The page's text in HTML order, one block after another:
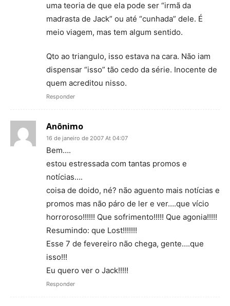
uma teoria de que ela pode ser “irmã da
madrasta de Jack” ou até “cunhada” dele. É
meio viagem, mas tem algum sentido.
Qto ao triangulo, isso estava na cara. Não iam
dispensar “isso” tão cedo da série. Inocente de
quem acreditou nisso.
Responder
Anônimo
16 de janeiro de 2007 At 04:07
Bem….
estou estressada com tantas promos e
notícias….
coisa de doido, né? não aguento mais notícias e
promos mas não páro de ler e ver….que vício
horroroso!!!!!! Que sofrimento!!!!! Que agonia!!!!!
Resumindo: que Lost!!!!!!!
Esse 7 de fevereiro não chega, gente….que
isso!!!
Eu quero ver o Jack!!!!!
Responder